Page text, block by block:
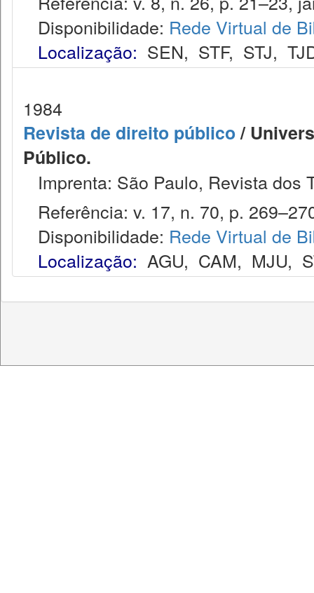
Disponibilidade: Rede Virtual de
Localização: SEN, STF, STJ,
1984
Revista de direito público/
Público.
Imprenta: São Paulo, Revista dos
Referência: v. 17, n. 70, p.
Disponibilidade: Rede Virtual de
Localização: AGU, CAM, MJU,